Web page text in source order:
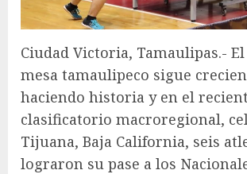
Ciudad Victoria, Tamaulipas.-
mesa tamaulipeco sigue
haciendo historia y en el
clasificatorio macroregional,
Tijuana, Baja California, seis
lograron su pase a los